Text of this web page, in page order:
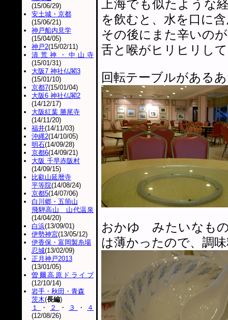
上海でも似たような
を飲むと、水を口に
その後にまた辛いの
舌と喉がヒリヒリし
回転テーブルがある
おかゆ みたいなも
は薄かったので、調
(15/06/29)
安土城・京都
(15/06/21)
神戸船内見学
(15/04/05)
神戸2(15/02/11)
清荒神・中山寺
(15/01/31)
大阪7 神社仏閣3
(15/01/10)
京都7(15/01/04)
大阪6 神社仏閣2
(14/12/17)
大阪紅葉 勝尾寺
(14/11/20)
福井(14/11/03)
沖縄2(14/10/05)
明石(14/09/28)
京都6(14/09/21)
大阪 千早赤阪村
(14/09/15)
比叡山延暦寺
平等院(14/08/24)
京都5(14/07/06)
白川郷・五箇山
飛騨高山 山代温泉
(14/04/20)
白浜(13/09/01)
伊勢神宮(13/05/12)
伊香保・富岡製糸場
忍城(13/02/09)
正月神戸2013
(13/01/05)
曽爾高原ドライブ
(12/10/14)
岩手・秋田・青森
茨木(長編)
１
・ ２ ・ ３ ・
４
(12/08/26)